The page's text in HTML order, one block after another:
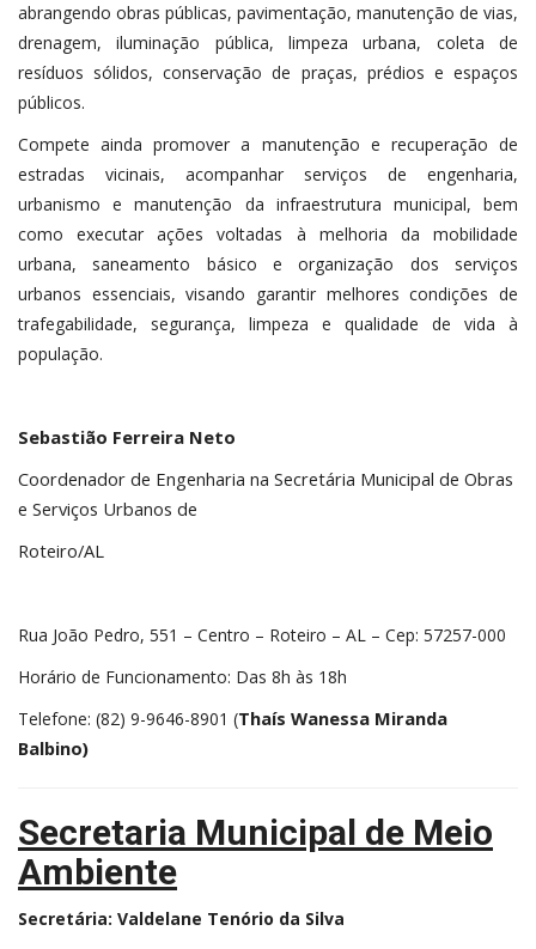
abrangendo obras públicas, pavimentação, manutenção de vias,
drenagem, iluminação pública, limpeza urbana, coleta de
resíduos sólidos, conservação de praças, prédios e espaços
públicos.
Compete ainda promover a manutenção e recuperação de
estradas vicinais, acompanhar serviços de engenharia,
urbanismo e manutenção da infraestrutura municipal, bem
como executar ações voltadas à melhoria da mobilidade
urbana, saneamento básico e organização dos serviços
urbanos essenciais, visando garantir melhores condições de
trafegabilidade, segurança, limpeza e qualidade de vida à
população.
Sebastião Ferreira Neto
Coordenador de Engenharia na Secretária Municipal de Obras
e Serviços Urbanos de
Roteiro/AL
Rua João Pedro, 551 – Centro – Roteiro – AL – Cep: 57257-000
Horário de Funcionamento: Das 8h às 18h
Telefone: (82) 9-9646-8901 (Thaís Wanessa Miranda
Balbino)
Secretaria Municipal de Meio
Ambiente
Secretária: Valdelane Tenório da Silva